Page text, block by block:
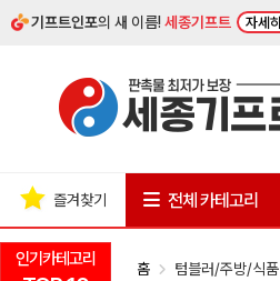
기프트인포의 새 이름!세종기프트 자세히
인기카테고리
즐겨찾기 전체 카테고리
홈 텀블러/주방/식품